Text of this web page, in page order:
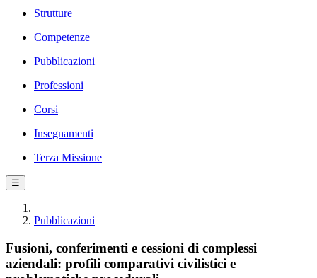
Strutture
Competenze
Pubblicazioni
Professioni
Corsi
Insegnamenti
Terza Missione
☰
Pubblicazioni
Fusioni, conferimenti e cessioni di complessi
aziendali: profili comparativi civilistici e